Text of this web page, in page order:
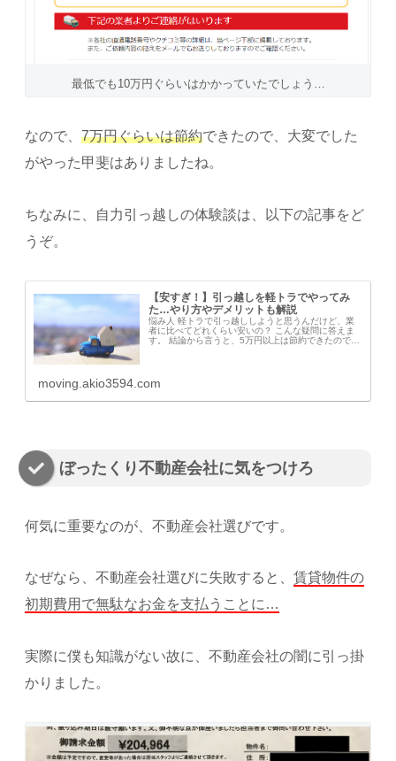
最低でも10万円ぐらいはかかっていたでしょう…
なので、7万円ぐらいは節約できたので、大変でした
がやった甲斐はありましたね。
ちなみに、自力引っ越しの体験談は、以下の記事をど
うぞ。
【安すぎ！】引っ越しを軽トラでやってみ
た…やり方やデメリットも解説
悩み人 軽トラで引っ越ししようと思うんだけど、業
者に比べてどれくらい安いの？ こんな疑問に答えま
す。 結論から言うと、5万円以上は節約できたので、
moving.akio3594.com
ぼったくり不動産会社に気をつけろ
何気に重要なのが、不動産会社選びです。
なぜなら、不動産会社選びに失敗すると、賃貸物件の
初期費用で無駄なお金を支払うことに…
実際に僕も知識がない故に、不動産会社の闇に引っ掛
かりました。